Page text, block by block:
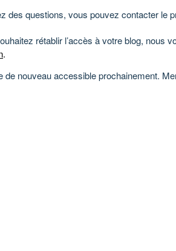
des questions, vous pouvez contacter le
rétablir l’accès à votre blog, nous
.
de nouveau accessible prochainement.